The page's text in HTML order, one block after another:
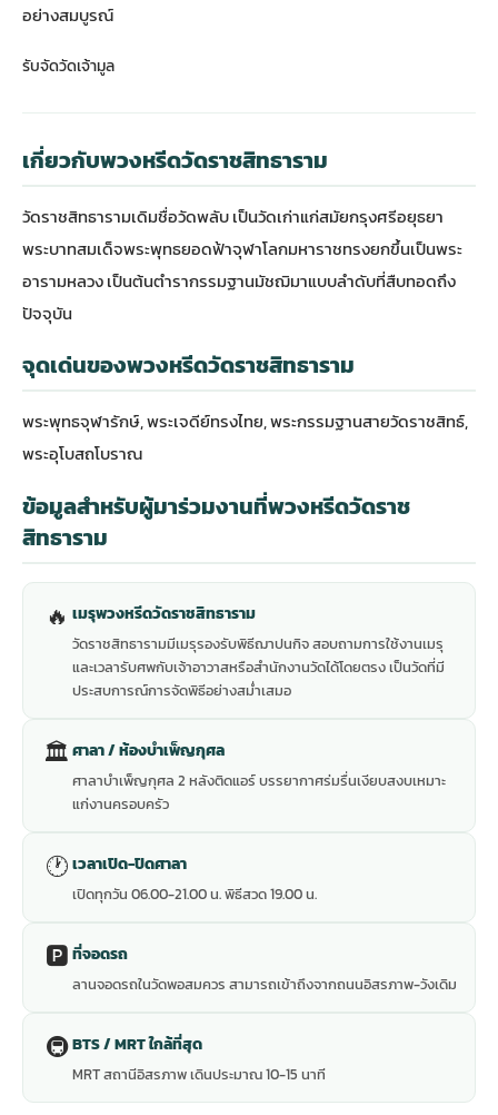
อย่างสมบูรณ์
รับจัดวัดเจ้ามูล
เกี่ยวกับพวงหรีดวัดราชสิทธาราม
วัดราชสิทธารามเดิมชื่อวัดพลับ เป็นวัดเก่าแก่สมัยกรุงศรีอยุธยา
พระบาทสมเด็จพระพุทธยอดฟ้าจุฬาโลกมหาราชทรงยกขึ้นเป็นพระ
อารามหลวง เป็นต้นตำรากรรมฐานมัชฌิมาแบบลำดับที่สืบทอดถึง
ปัจจุบัน
จุดเด่นของพวงหรีดวัดราชสิทธาราม
พระพุทธจุฬารักษ์, พระเจดีย์ทรงไทย, พระกรรมฐานสายวัดราชสิทธ์,
พระอุโบสถโบราณ
ข้อมูลสำหรับผู้มาร่วมงานที่พวงหรีดวัดราช
สิทธาราม
🔥 เมรุพวงหรีดวัดราชสิทธาราม
วัดราชสิทธารามมีเมรุรองรับพิธีฌาปนกิจ สอบถามการใช้งานเมรุ
และเวลารับศพกับเจ้าอาวาสหรือสำนักงานวัดได้โดยตรง เป็นวัดที่มี
ประสบการณ์การจัดพิธีอย่างสม่ำเสมอ
🏛 ศาลา / ห้องบำเพ็ญกุศล
ศาลาบำเพ็ญกุศล 2 หลังติดแอร์ บรรยากาศร่มรื่นเงียบสงบเหมาะ
แก่งานครอบครัว
🕐 เวลาเปิด-ปิดศาลา
เปิดทุกวัน 06.00-21.00 น. พิธีสวด 19.00 น.
🅿️ ที่จอดรถ
ลานจอดรถในวัดพอสมควร สามารถเข้าถึงจากถนนอิสรภาพ-วังเดิม
🚇BTS / MRT ใกล้ที่สุด
MRT สถานีอิสรภาพ เดินประมาณ 10-15 นาที